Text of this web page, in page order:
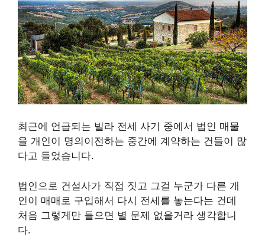
최근에 언급되는 빌라 전세 사기 중에서 법인 매물
을 개인이 명의이전하는 중간에 계약하는 건들이 많
다고 들었습니다.
법인으로 건설사가 직접 짓고 그걸 누군가 다른 개
인이 매매로 구입해서 다시 전세를 놓는다는 건데
처음 그렇게만 들으면 별 문제 없을거라 생각합니
다.